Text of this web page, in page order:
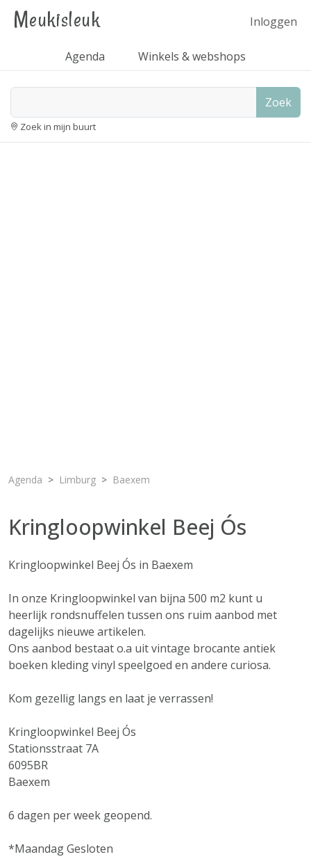
Meukisleuk Inloggen
Agenda Winkels & webshops
Zoek
Zoek in mijn buurt
Agenda Limburg Baexem
Kringloopwinkel Beej Ós
Kringloopwinkel Beej Ós in Baexem
In onze Kringloopwinkel van bijna 500 m2 kunt u
heerlijk rondsnuffelen tussen ons ruim aanbod met
dagelijks nieuwe artikelen.
Ons aanbod bestaat o.a uit vintage brocante antiek
boeken kleding vinyl speelgoed en andere curiosa.
Kom gezellig langs en laat je verrassen!
Kringloopwinkel Beej Ós
Stationsstraat 7A
6095BR
Baexem
6 dagen per week geopend.
*Maandag Gesloten